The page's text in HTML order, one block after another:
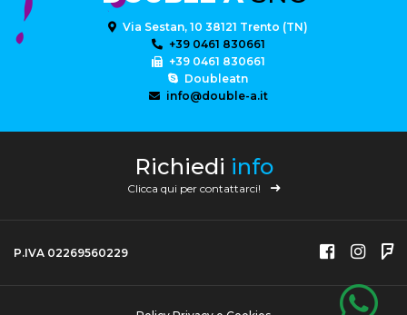
Via Sestan, 10 38121 Trento (TN)
+39 0461 830661
+39 0461 830661
Doubleatn
info@double-a.it
Richiedi info
Clicca qui per contattarci!
P.IVA 02269560229